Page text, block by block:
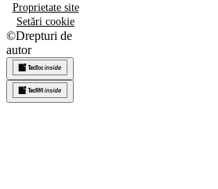
Proprietate site
Setări cookie
©Drepturi de
autor